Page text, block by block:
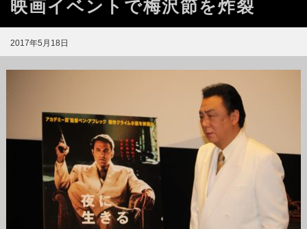
映画イベントで梅沢節を炸裂
2017年5月18日